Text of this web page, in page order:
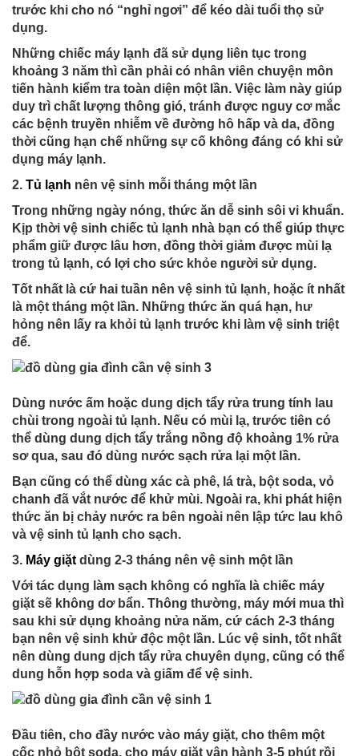
trước khi cho nó “nghỉ ngơi” để kéo dài tuổi thọ sử
dụng.
Những chiếc máy lạnh đã sử dụng liên tục trong
khoảng 3 năm thì cần phải có nhân viên chuyện môn
tiến hành kiểm tra toàn diện một lần. Việc làm này giúp
duy trì chất lượng thông gió, tránh được nguy cơ mắc
các bệnh truyền nhiễm về đường hô hấp và da, đồng
thời cũng hạn chế những sự cố không đáng có khi sử
dụng máy lạnh.
2. Tủ lạnh nên vệ sinh mỗi tháng một lần
Trong những ngày nóng, thức ăn dễ sinh sôi vi khuẩn.
Kịp thời vệ sinh chiếc tủ lạnh nhà bạn có thể giúp thực
phẩm giữ được lâu hơn, đồng thời giảm được mùi lạ
trong tủ lạnh, có lợi cho sức khỏe người sử dụng.
Tốt nhất là cứ hai tuần nên vệ sinh tủ lạnh, hoặc ít nhất
là một tháng một lần. Những thức ăn quá hạn, hư
hỏng nên lấy ra khỏi tủ lạnh trước khi làm vệ sinh triệt
để.
Dùng nước ấm hoặc dung dịch tẩy rửa trung tính lau
chùi trong ngoài tủ lạnh. Nếu có mùi lạ, trước tiên có
thể dùng dung dịch tẩy trắng nồng độ khoảng 1% rửa
sơ qua, sau đó dùng nước sạch rửa lại một lần.
Bạn cũng có thể dùng xác cà phê, lá trà, bột soda, vỏ
chanh đã vắt nước để khử mùi. Ngoài ra, khi phát hiện
thức ăn bị chảy nước ra bên ngoài nên lập tức lau khô
và vệ sinh tủ lạnh cho sạch.
3. Máy giặt dùng 2-3 tháng nên vệ sinh một lần
Với tác dụng làm sạch không có nghĩa là chiếc máy
giặt sẽ không dơ bẩn. Thông thường, máy mới mua thì
sau khi sử dụng khoảng nửa năm, cứ cách 2-3 tháng
bạn nên vệ sinh khử độc một lần. Lúc vệ sinh, tốt nhất
nên dùng dung dịch tẩy rửa chuyên dụng, cũng có thể
dung hỗn hợp soda và giấm để vệ sinh.
Đầu tiên, cho đầy nước vào máy giặt, cho thêm một
cốc nhỏ bột soda, cho máy giặt vận hành 3-5 phút rồi